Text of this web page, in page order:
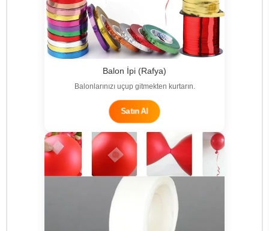
Balon İpi (Rafya)
Balonlarınızı uçup gitmekten kurtarın.
Satın Al